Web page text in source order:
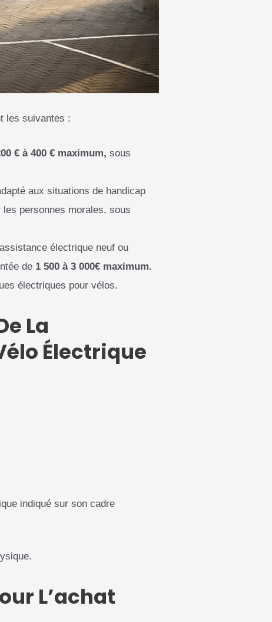
les suivantes :
€ à 400 € maximum, sous
aux situations de handicap
personnes morales, sous
électrique neuf ou
de 1 500 à 3 000€ maximum.
électriques pour vélos.
La
Électrique
indiqué sur son cadre
L’achat